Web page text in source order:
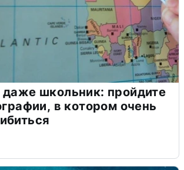
даже школьник: пройдите
в котором очень